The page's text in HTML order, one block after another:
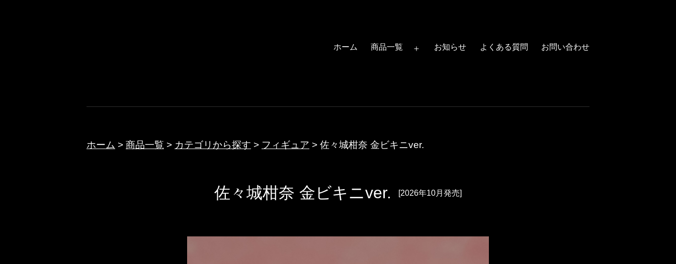
ホーム 商品一覧
く
お知らせ よくある質問 お問い合わせ
ホーム > 商品一覧 > カテゴリから探す > フィギュア > 佐々城柑奈 金ビキニver.
佐々城柑奈 金ビキニver. [2026年10月発売]